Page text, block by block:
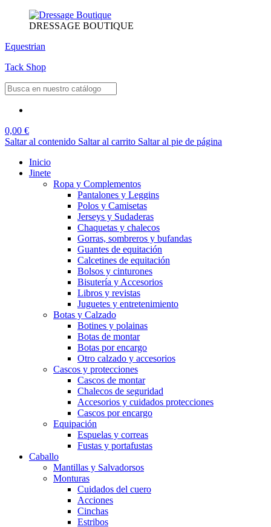
DRESSAGE BOUTIQUE
Equestrian
Tack Shop
0,00 €
Saltar al contenido Saltar al carrito Saltar al pie de página
Inicio
Jinete
Ropa y Complementos
Pantalones y Leggins
Polos y Camisetas
Jerseys y Sudaderas
Chaquetas y chalecos
Gorras, sombreros y bufandas
Guantes de equitación
Calcetines de equitación
Bolsos y cinturones
Bisutería y Accesorios
Libros y revistas
Juguetes y entretenimiento
Botas y Calzado
Botines y polainas
Botas de montar
Botas por encargo
Otro calzado y accesorios
Cascos y protecciones
Cascos de montar
Chalecos de seguridad
Accesorios y cuidados protecciones
Cascos por encargo
Equipación
Espuelas y correas
Fustas y portafustas
Caballo
Mantillas y Salvadorsos
Monturas
Cuidados del cuero
Acciones
Cinchas
Estribos